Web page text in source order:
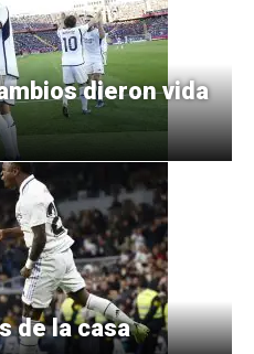
dieron vida
de la casa